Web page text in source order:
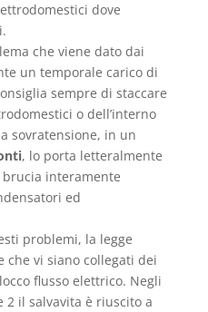
dove
che viene dato dai
un temporale carico di
sempre di staccare
o dell’interno
sovratensione, in un
, lo porta letteralmente
brucia interamente
ed
problemi, la legge
che vi siano collegati dei
flusso elettrico. Negli
il salvavita è riuscito a